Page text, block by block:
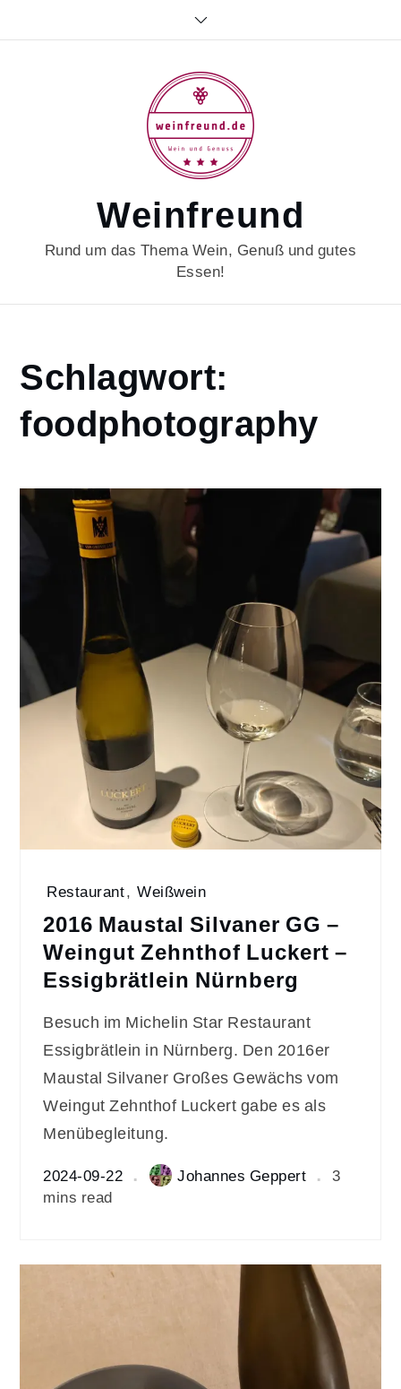
Weinfreund
Rund um das Thema Wein, Genuß und gutes
Essen!
Home
foodphotography
Schlagwort:
foodphotography
Restaurant, Weißwein
2016 Maustal Silvaner GG –
Weingut Zehnthof Luckert –
Essigbrätlein Nürnberg
Besuch im Michelin Star Restaurant
Essigbrätlein in Nürnberg. Den 2016er
Maustal Silvaner Großes Gewächs vom
Weingut Zehnthof Luckert gabe es als
Menübegleitung.
2024-09-22 Johannes Geppert
3
mins read